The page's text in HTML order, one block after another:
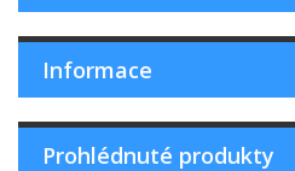
Informace
Prohlédnuté produkty